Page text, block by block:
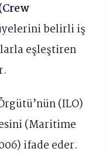
belirli iş
eşleştiren
(ILO)
(Maritime
ifade eder.